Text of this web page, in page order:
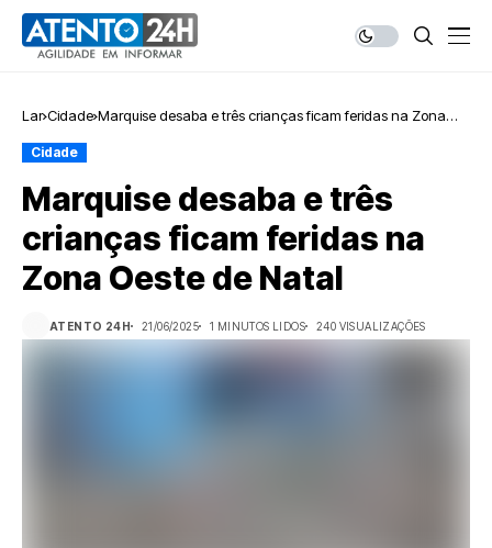
Lar Cidade Marquise desaba e três crianças ficam feridas na Zona
Cidade
Marquise desaba e três
crianças ficam feridas na
Zona Oeste de Natal
ATENTO 24H 21/06/2025 1 MINUTOS LIDOS 240 VISUALIZAÇÕES